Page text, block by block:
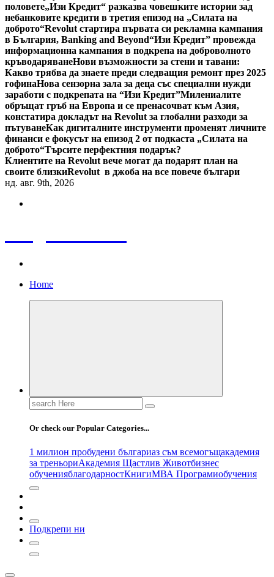
половете„Изи Кредит“ разказва човешките истории зад
небанковите кредити в третия епизод на „Силата на
доброто“Revolut стартира първата си рекламна кампания
в България, Banking and Beyond“Изи Кредит” провежда
информационна кампания в подкрепа на доброволното
кръводаряванеНови възможности за стени и тавани:
Какво трябва да знаете преди следващия ремонт през 2025
гофинаНова сензорна зала за деца със специални нужди
заработи с подкрепата на “Изи Кредит”Милениалите
обръщат гръб на Европа и се пренасочват към Азия,
констатира докладът на Revolut за глобални разходи за
пътуванеКак дигиталните инструменти променят личните
финанси е фокусът на епизод 2 от подкаста „Силата на
доброто“Търсите перфектния подарък?
Клиентите на Revolut вече могат да подарят план на
своите близкиRevolut в джоба на все повече българи
нд. авг. 9th, 2026
Home
Search
for:
Or check our Popular Categories...
1 милион пробудени българиаз съм всемогъщакадемия
за треньориАкадемия Щастлив Животбизнес
обученияблагодарностКнигиМВА Програмиобучения
Подкрепи ни